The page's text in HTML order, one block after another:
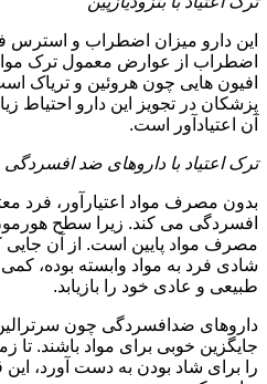
این دارو میزان اضطراب و استرس
اضطراب از عوارض معمول ترک
افیون هایی چون هروئین و تریاک
پزشکان در تجویز این دارو احتیاط
آن اعتیادآور است.
ترک اعتیاد با داروهای ضد افسردگی
بدون مصرف مواد اعتیارآور، فرد
افسردگی می کند. زیرا سطح
مصرف مواد پایین است. از آن جایی
شادی فرد به مواد وابسته بوده،
طبیعی و عادی خود را بازیابد.
داروهای ضدافسردگی چون
جایگزین خوبی برای مواد باشند. تا
را برای شاد بودن به دست آورد،